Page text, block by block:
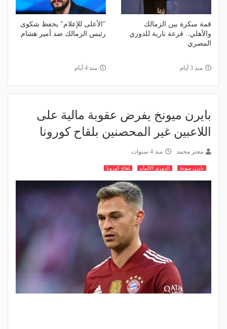
قمة مبكرة بين الزمالك
والأهلي.. قرعة نارية للدوري
المصري
منذ 3 أيام
"الأعلى للإعلام" يحفظ شكوى
رئيس الزمالك ضد أمير هشام
منذ 4 أيام
بايرن ميونخ يفرض عقوبة مالية على
اللاعبين غير المحصنين بلقاح كورونا
معتز محمد منذ 4 سنوات
بايرن ميونخ الدوري الالماني لقاح كورونا